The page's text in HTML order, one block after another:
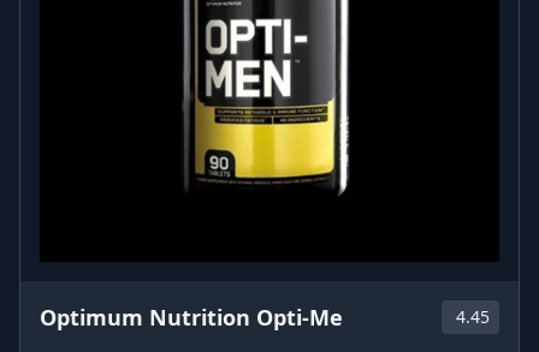
Optimum Nutrition Opti-Me 4.45